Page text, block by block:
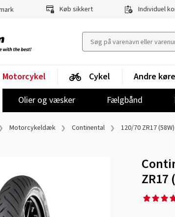
Køb sikkert Individuel
Motorcykel
Olier og væsker Fælgbånd
Cykel Andre
Motorcykeldæk Continental 120/70 ZR17
ZR17